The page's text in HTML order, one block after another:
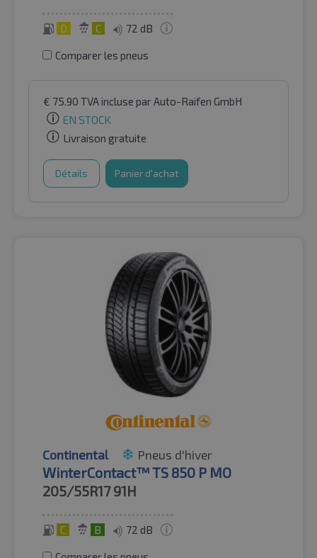
D C 72 dB
Comparer les pneus
€ 75.90 TVA incluse par Auto-Raifen GmbH
EN STOCK
Livraison gratuite
Détails Panier d'achat
Continental Pneus d'hiver
WinterContact™ TS 850 P MO
205/55R17 91H
C B 72 dB